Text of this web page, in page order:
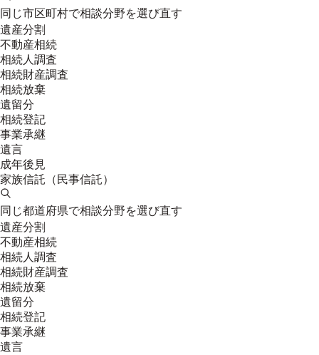
同じ市区町村で相談分野を選び直す
遺産分割
不動産相続
相続人調査
相続財産調査
相続放棄
遺留分
相続登記
事業承継
遺言
成年後見
家族信託（民事信託）
同じ都道府県で相談分野を選び直す
遺産分割
不動産相続
相続人調査
相続財産調査
相続放棄
遺留分
相続登記
事業承継
遺言